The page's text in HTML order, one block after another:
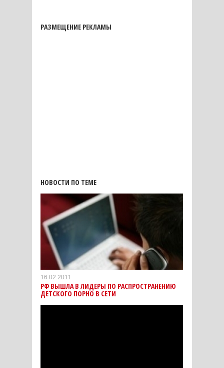
РАЗМЕЩЕНИЕ РЕКЛАМЫ
НОВОСТИ ПО ТЕМЕ
16.02.2011
РФ ВЫШЛА В ЛИДЕРЫ ПО РАСПРОСТРАНЕНИЮ
ДЕТСКОГО ПОРНО В СЕТИ